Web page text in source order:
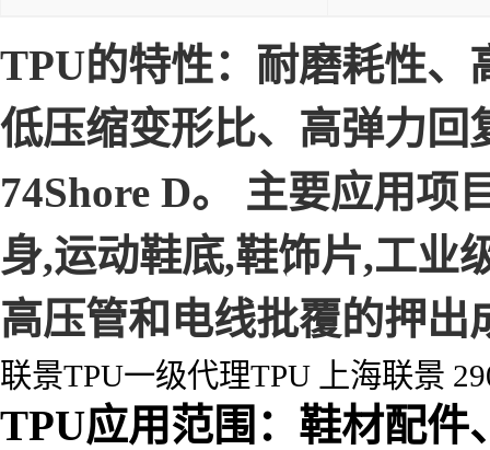
TPU的特性：耐磨耗性、
低压缩变形比、高弹力回
74Shore D。 主要应用项
身,运动鞋底,鞋饰片,工业
高压管和电线批覆的押出
联景TPU一级代理TPU 上海联景
TPU应用范围：鞋材配件